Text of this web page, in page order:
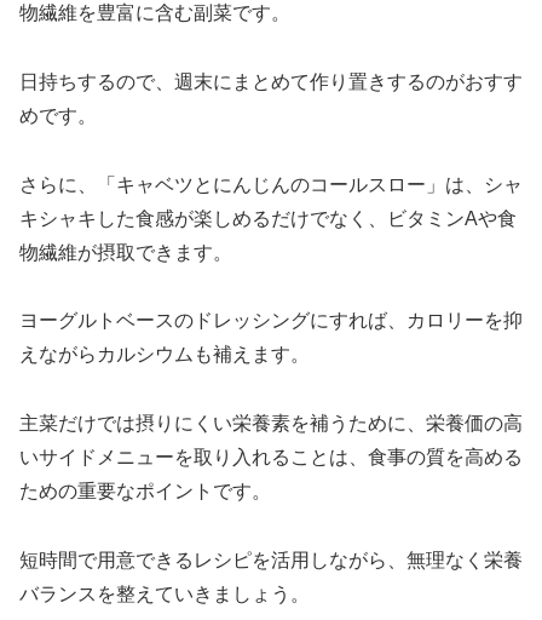
物繊維を豊富に含む副菜です。
日持ちするので、週末にまとめて作り置きするのがおすす
めです。
さらに、「キャベツとにんじんのコールスロー」は、シャ
キシャキした食感が楽しめるだけでなく、ビタミンAや食
物繊維が摂取できます。
ヨーグルトベースのドレッシングにすれば、カロリーを抑
えながらカルシウムも補えます。
主菜だけでは摂りにくい栄養素を補うために、栄養価の高
いサイドメニューを取り入れることは、食事の質を高める
ための重要なポイントです。
短時間で用意できるレシピを活用しながら、無理なく栄養
バランスを整えていきましょう。